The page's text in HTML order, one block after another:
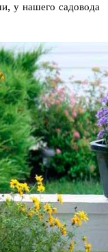
у нашего садовода